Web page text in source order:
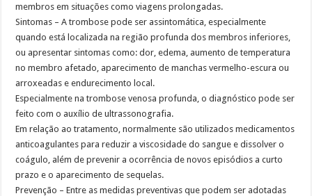
membros em situações como viagens prolongadas.
Sintomas – A trombose pode ser assintomática, especialmente
quando está localizada na região profunda dos membros inferiores,
ou apresentar sintomas como: dor, edema, aumento de temperatura
no membro afetado, aparecimento de manchas vermelho-escura ou
arroxeadas e endurecimento local.
Especialmente na trombose venosa profunda, o diagnóstico pode ser
feito com o auxílio de ultrassonografia.
Em relação ao tratamento, normalmente são utilizados medicamentos
anticoagulantes para reduzir a viscosidade do sangue e dissolver o
coágulo, além de prevenir a ocorrência de novos episódios a curto
prazo e o aparecimento de sequelas.
Prevenção – Entre as medidas preventivas que podem ser adotadas